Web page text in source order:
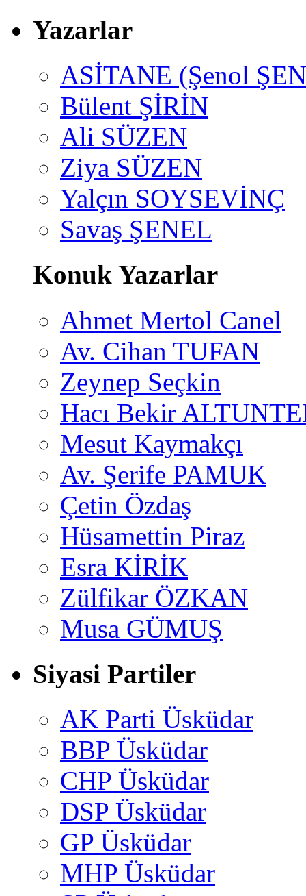
Yazarlar
ASİTANE (Şenol
Bülent ŞİRİN
Ali SÜZEN
Ziya SÜZEN
Yalçın SOYSEVİNÇ
Savaş ŞENEL
Konuk Yazarlar
Ahmet Mertol Canel
Av. Cihan TUFAN
Zeynep Seçkin
Hacı Bekir
Mesut Kaymakçı
Av. Şerife PAMUK
Çetin Özdaş
Hüsamettin Piraz
Esra KİRİK
Zülfikar ÖZKAN
Musa GÜMUŞ
Siyasi Partiler
AK Parti Üsküdar
BBP Üsküdar
CHP Üsküdar
DSP Üsküdar
GP Üsküdar
MHP Üsküdar